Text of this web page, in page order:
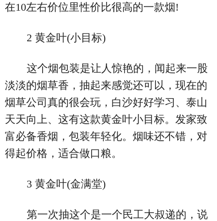
在10左右价位里性价比很高的一款烟!
2 黄金叶(小目标)
这个烟包装是让人惊艳的，闻起来一股
淡淡的烟草香，抽起来感觉还可以，现在的
烟草公司真的很会玩，白沙好好学习、泰山
天天向上、这有这款黄金叶小目标。发家致
富必备香烟，包装年轻化。烟味还不错，对
得起价格，适合做口粮。
3 黄金叶(金满堂)
第一次抽这个是一个民工大叔递的，说